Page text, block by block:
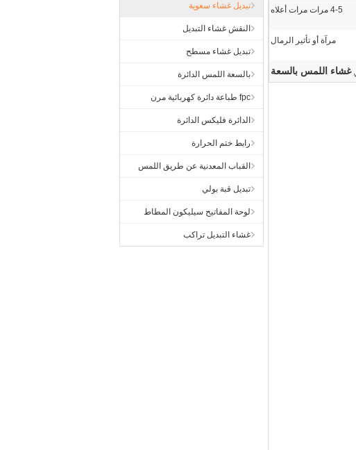
تبديل غشاء سعوية
النقش غشاء التبديل
تبديل غشاء مسطح
بالسعة اللمس الدائرة
fpc طباعة دائرة كهربائية مرن
الدائرة فليكس الدائرة
رابط ختم الحرارة
القباب المعدنية عن طريق اللمس
تبديل قبة بولي
لوحة المفاتيح سيليكون المطاط
غشاء التبديل تراكب
4-5 مرات مرات أعلاه
مرآة أو تأثير الرمال
,غشاء اللمس بالسعة